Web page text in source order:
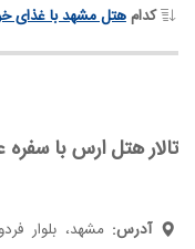
کدامهتل مشهد با غذای
تالار هتل ارس با
آدرس: مشهد، بلوار